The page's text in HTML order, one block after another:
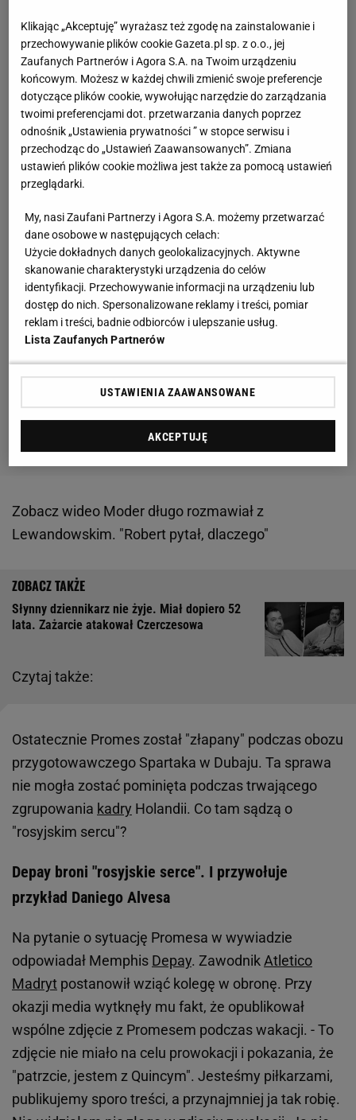
Zobacz wideo Moder długo rozmawiał z
Lewandowskim. "Robert pytał, dlaczego"
Czytaj także:
Słynny dziennikarz nie żyje. Miał dopiero 52
lata. Zażarcie atakował Czerczesowa
Ostatecznie Promes został "złapany" podczas obozu
przygotowawczego Spartaka w Dubaju. Ta sprawa
nie mogła zostać pominięta podczas trwającego
zgrupowania kadry Holandii. Co tam sądzą o
"rosyjskim sercu"?
Depay broni "rosyjskie serce". I przywołuje
przykład Daniego Alvesa
Na pytanie o sytuację Promesa w wywiadzie
odpowiadał Memphis Depay. Zawodnik Atletico
Madryt postanowił wziąć kolegę w obronę. Przy
okazji media wytknęły mu fakt, że opublikował
wspólne zdjęcie z Promesem podczas wakacji. - To
zdjęcie nie miało na celu prowokacji i pokazania, że
"patrzcie, jestem z Quincym". Jesteśmy piłkarzami,
publikujemy sporo treści, a przynajmniej ja tak robię.
Klikając „Akceptuję” wyrażasz też zgodę na zainstalowanie i
przechowywanie plików cookie Gazeta.pl sp. z o.o., jej
Zaufanych Partnerów i Agora S.A. na Twoim urządzeniu
końcowym. Możesz w każdej chwili zmienić swoje preferencje
dotyczące plików cookie, wywołując narzędzie do zarządzania
twoimi preferencjami dot. przetwarzania danych poprzez
odnośnik „Ustawienia prywatności ” w stopce serwisu i
przechodząc do „Ustawień Zaawansowanych”. Zmiana
ustawień plików cookie możliwa jest także za pomocą ustawień
przeglądarki.
My, nasi Zaufani Partnerzy i Agora S.A. możemy przetwarzać
dane osobowe w następujących celach:
Użycie dokładnych danych geolokalizacyjnych. Aktywne
skanowanie charakterystyki urządzenia do celów
identyfikacji. Przechowywanie informacji na urządzeniu lub
dostęp do nich. Spersonalizowane reklamy i treści, pomiar
reklam i treści, badnie odbiorców i ulepszanie usług.
Lista Zaufanych Partnerów
USTAWIENIA ZAAWANSOWANE
AKCEPTUJĘ